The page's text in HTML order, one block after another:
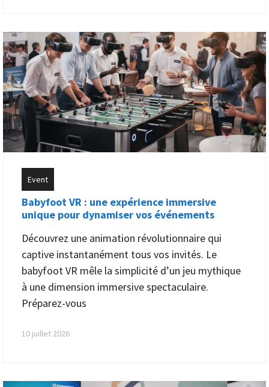
Event
Babyfoot VR : une expérience immersive
unique pour dynamiser vos événements
Découvrez une animation révolutionnaire qui
captive instantanément tous vos invités. Le
babyfoot VR mêle la simplicité d’un jeu mythique
à une dimension immersive spectaculaire.
Préparez-vous
10 juillet 2026